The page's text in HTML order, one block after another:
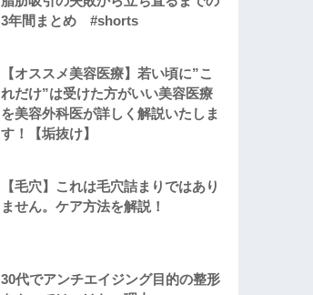
3年間まとめ #shorts
【オススメ美容医療】若い頃に”こ
れだけ”は受けた方がいい美容医療
を美容外科医が詳しく解説いたしま
す！【垢抜け】
【毛穴】これは毛穴詰まりではあり
ません。ケア方法を解説！
30代でアンチエイジング目的の整形